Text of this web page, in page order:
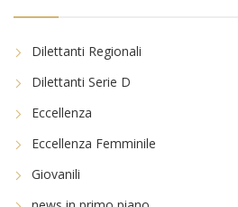
Dilettanti Regionali
Dilettanti Serie D
Eccellenza
Eccellenza Femminile
Giovanili